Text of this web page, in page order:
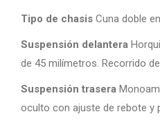
Tipo de chasis Cuna doble
Suspensión delantera
de 45 milímetros. Recorrido
Suspensión trasera
oculto con ajuste de rebote y